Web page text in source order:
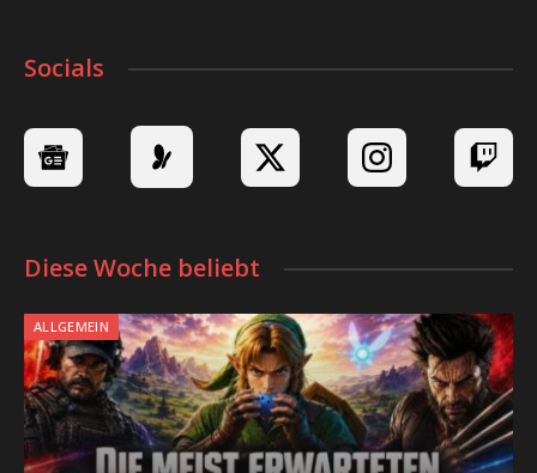
Socials
Diese Woche beliebt
ALLGEMEIN